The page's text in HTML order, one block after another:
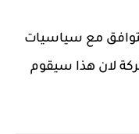
مع سياسيات
لان هذا سيقوم